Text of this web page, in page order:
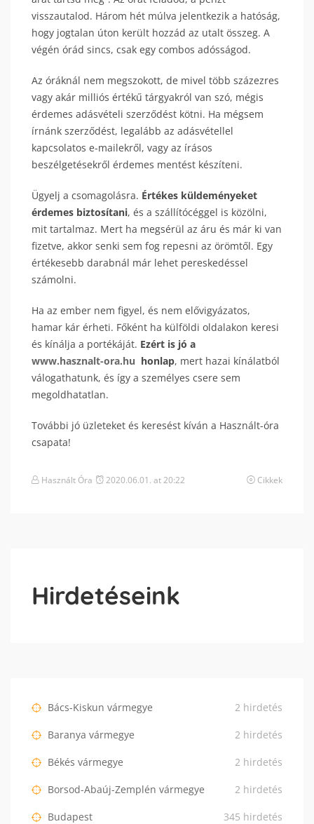
visszautalod. Három hét múlva jelentkezik a hatóság,
hogy jogtalan úton került hozzád az utalt összeg. A
végén órád sincs, csak egy combos adósságod.
Az óráknál nem megszokott, de mivel több százezres
vagy akár milliós értékű tárgyakról van szó, mégis
érdemes adásvételi szerződést kötni. Ha mégsem
írnánk szerződést, legalább az adásvétellel
kapcsolatos e-mailekről, vagy az írásos
beszélgetésekről érdemes mentést készíteni.
Ügyelj a csomagolásra. Értékes küldeményeket
érdemes biztosítani, és a szállítócéggel is közölni,
mit tartalmaz. Mert ha megsérül az áru és már ki van
fizetve, akkor senki sem fog repesni az örömtől. Egy
értékesebb darabnál már lehet pereskedéssel
számolni.
Ha az ember nem figyel, és nem elővigyázatos,
hamar kár érheti. Főként ha külföldi oldalakon keresi
és kínálja a portékáját. Ezért is jó a
www.hasznalt-ora.hu honlap, mert hazai kínálatból
válogathatunk, és így a személyes csere sem
megoldhatatlan.
További jó üzleteket és keresést kíván a Használt-óra
csapata!
Használt Óra 2020.06.01. at 20:22 Cikkek
Hirdetéseink
Bács-Kiskun vármegye 2 hirdetés
Baranya vármegye 2 hirdetés
Békés vármegye 2 hirdetés
Borsod-Abaúj-Zemplén vármegye 2 hirdetés
Budapest 345 hirdetés